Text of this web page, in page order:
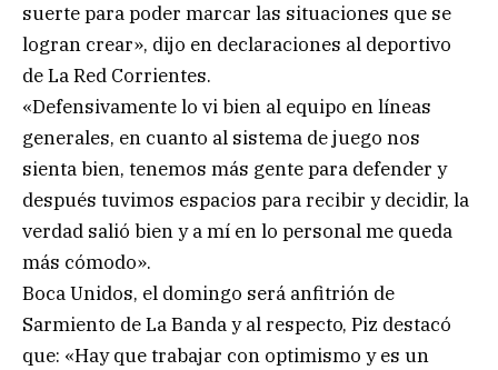
suerte para poder marcar las situaciones que se
logran crear», dijo en declaraciones al deportivo
de La Red Corrientes.
«Defensivamente lo vi bien al equipo en líneas
generales, en cuanto al sistema de juego nos
sienta bien, tenemos más gente para defender y
después tuvimos espacios para recibir y decidir, la
verdad salió bien y a mí en lo personal me queda
más cómodo».
Boca Unidos, el domingo será anfitrión de
Sarmiento de La Banda y al respecto, Piz destacó
que: «Hay que trabajar con optimismo y es un